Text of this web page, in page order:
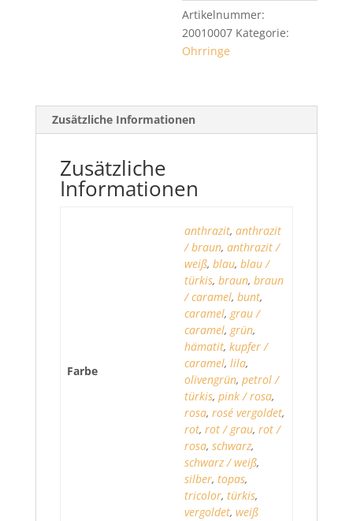
Artikelnummer:
20010007 Kategorie:
Ohrringe
Zusätzliche Informationen
Zusätzliche
Informationen
Farbe
anthrazit, anthrazit
/ braun, anthrazit /
weiß, blau, blau /
türkis, braun, braun
/ caramel, bunt,
caramel, grau /
caramel, grün,
hämatit, kupfer /
caramel, lila,
olivengrün, petrol /
türkis, pink / rosa,
rosa, rosé vergoldet,
rot, rot / grau, rot /
rosa, schwarz,
schwarz / weiß,
silber, topas,
tricolor, türkis,
vergoldet, weiß